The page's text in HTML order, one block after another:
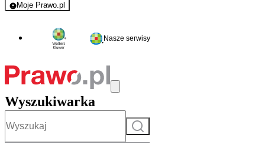
Moje Prawo.pl
- rejestracja i logowanie do serwisu
Nasze serwisy
Wyszukiwarka
Szukaj